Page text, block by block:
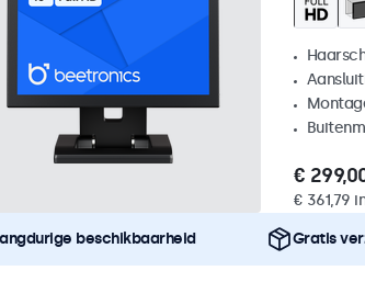
€
€ 361,79
beschikbaarheid Gratis